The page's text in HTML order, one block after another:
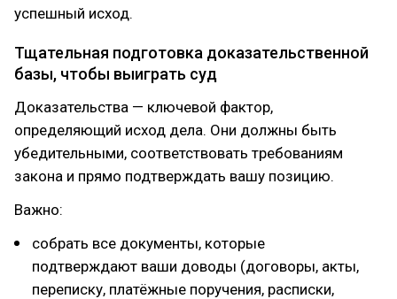
успешный исход.
Тщательная подготовка доказательственной
базы, чтобы выиграть суд
Доказательства — ключевой фактор,
определяющий исход дела. Они должны быть
убедительными, соответствовать требованиям
закона и прямо подтверждать вашу позицию.
Важно:
собрать все документы, которые
подтверждают ваши доводы (договоры, акты,
переписку, платёжные поручения, расписки,